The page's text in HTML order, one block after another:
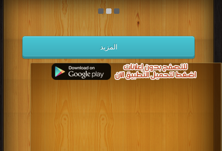
المزيد